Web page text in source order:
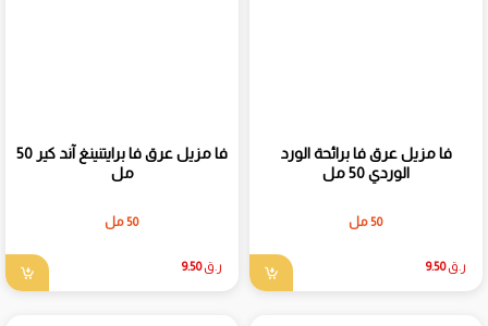
فا مزيل عرق فا برائحة الورد
الوردي 50 مل
50 مل
ر.ق9.50
فا مزيل عرق فا برايتنينغ آند كير 50
مل
50 مل
ر.ق9.50